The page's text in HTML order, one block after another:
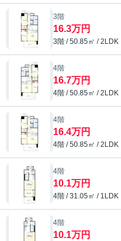
3階
16.3万円
3階 / 50.85㎡ / 2LDK
4階
16.7万円
4階 / 50.85㎡ / 2LDK
4階
16.4万円
4階 / 50.85㎡ / 2LDK
4階
10.1万円
4階 / 31.05㎡ / 1LDK
4階
10.1万円